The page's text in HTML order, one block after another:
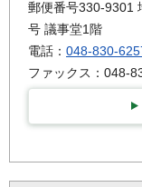
郵便番号330-9301
号 議事堂1階
電話： 048-830-
ファックス：048-